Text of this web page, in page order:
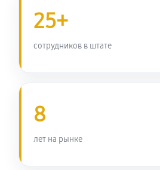
Замена фокусировочного экрана
Замена устройства стабилизации
25+
сотрудников в штате
8
лет на рынке